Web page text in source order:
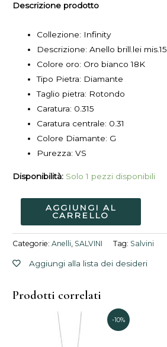
2.195,00€.
Descrizione prodotto
Collezione: Infinity
Descrizione:Anello brill.lei mis.15
Colore oro: Oro bianco 18K
Tipo Pietra: Diamante
Taglio pietra: Rotondo
Caratura: 0.315
Caratura centrale: 0.31
Colore Diamante: G
Purezza:VS
Disponibilità: Solo 1 pezzi disponibili
AGGIUNGI AL
CARRELLO
Categorie:Anelli, SALVINI Tag: Salvini
Aggiungi alla lista dei desideri
Prodotti correlati
-10%
prezzo
originale
Il
prezzo